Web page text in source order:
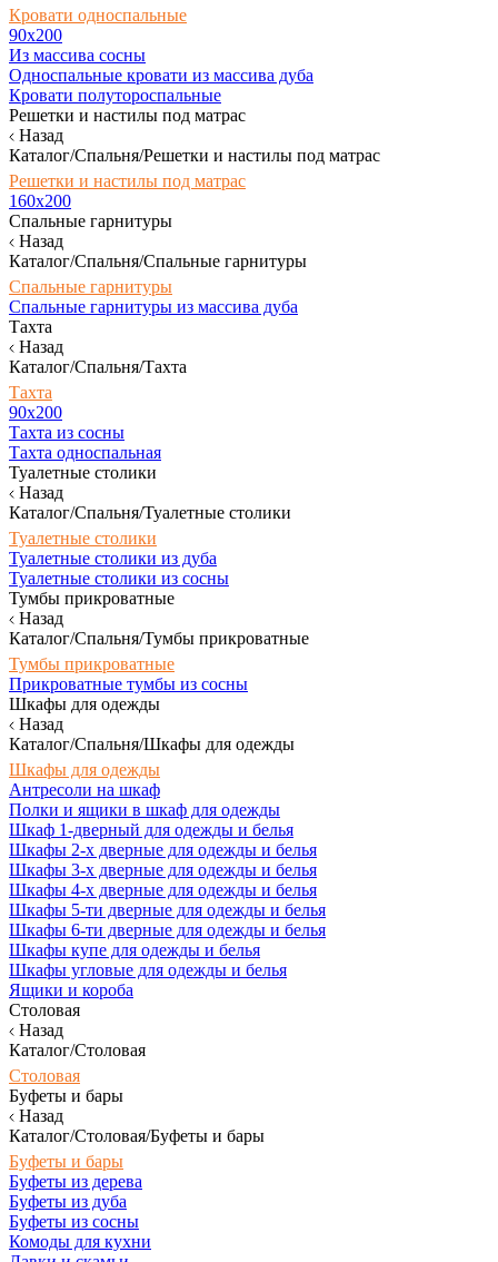
Кровати односпальные
90х200
Из массива сосны
Односпальные кровати из массива дуба
Кровати полутороспальные
Решетки и настилы под матрас
Назад
Каталог/Спальня/Решетки и настилы под матрас
Решетки и настилы под матрас
160х200
Спальные гарнитуры
Назад
Каталог/Спальня/Спальные гарнитуры
Спальные гарнитуры
Спальные гарнитуры из массива дуба
Тахта
Назад
Каталог/Спальня/Тахта
Тахта
90х200
Тахта из сосны
Тахта односпальная
Туалетные столики
Назад
Каталог/Спальня/Туалетные столики
Туалетные столики
Туалетные столики из дуба
Туалетные столики из сосны
Тумбы прикроватные
Назад
Каталог/Спальня/Тумбы прикроватные
Тумбы прикроватные
Прикроватные тумбы из сосны
Шкафы для одежды
Назад
Каталог/Спальня/Шкафы для одежды
Шкафы для одежды
Антресоли на шкаф
Полки и ящики в шкаф для одежды
Шкаф 1-дверный для одежды и белья
Шкафы 2-х дверные для одежды и белья
Шкафы 3-х дверные для одежды и белья
Шкафы 4-х дверные для одежды и белья
Шкафы 5-ти дверные для одежды и белья
Шкафы 6-ти дверные для одежды и белья
Шкафы купе для одежды и белья
Шкафы угловые для одежды и белья
Ящики и короба
Столовая
Назад
Каталог/Столовая
Столовая
Буфеты и бары
Назад
Каталог/Столовая/Буфеты и бары
Буфеты и бары
Буфеты из дерева
Буфеты из дуба
Буфеты из сосны
Комоды для кухни